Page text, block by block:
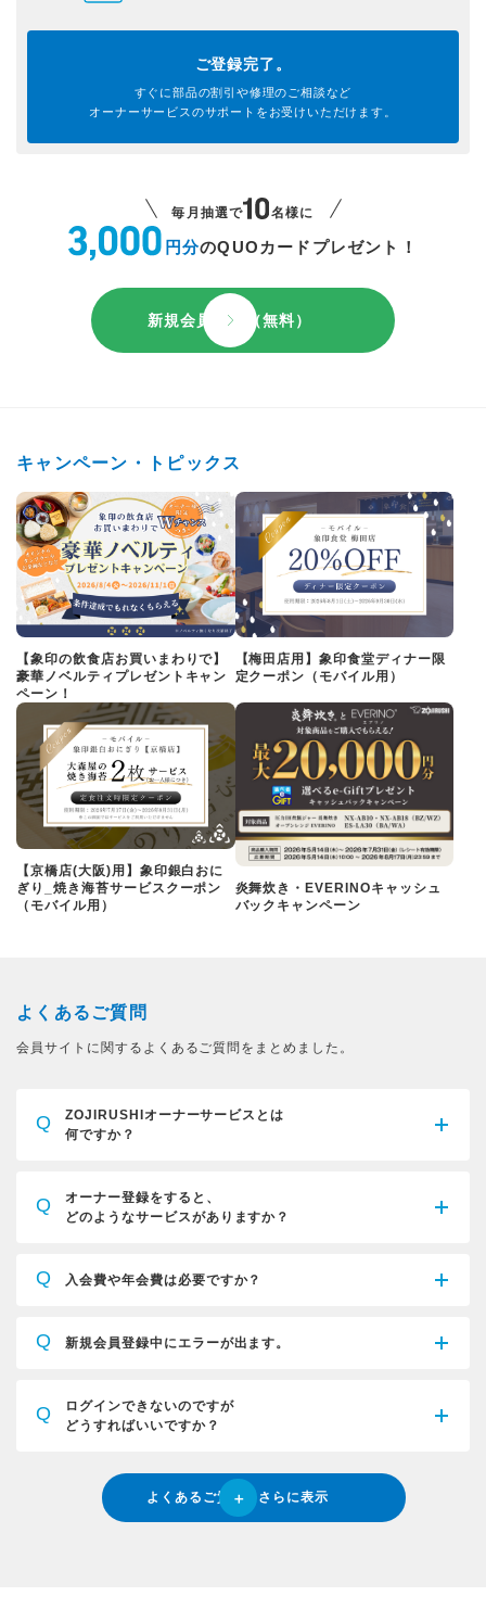
ご登録完了。
すぐに部品の割引や修理のご相談など
オーナーサービスのサポートを お受けいただけます。
毎月抽選で 名様に
円分のQUOカードプレゼント！
新規会員登録（無料）
キャンペーン・トピックス
【象印の飲食店お買いまわりで】
豪華ノベルティプレゼントキャン
ペーン！
【梅田店用】象印食堂ディナー限
定クーポン（モバイル用）
【京橋店(大阪)用】象印銀白おに
ぎり_焼き海苔サービスクーポン
（モバイル用）
炎舞炊き・EVERINOキャッシュ
バックキャンペーン
よくあるご質問
会員サイトに関するよくあるご質問をまとめました。
Q
ZOJIRUSHIオーナーサービスとは
何ですか？
Q
オーナー登録をすると、
どのようなサービスがありますか？
Q 入会費や年会費は必要ですか？
Q 新規会員登録中にエラーが出ます。
Q
ログインできないのですが
どうすればいいですか？
よくあるご質問をさらに表示